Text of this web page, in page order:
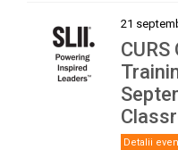
21
Detalii